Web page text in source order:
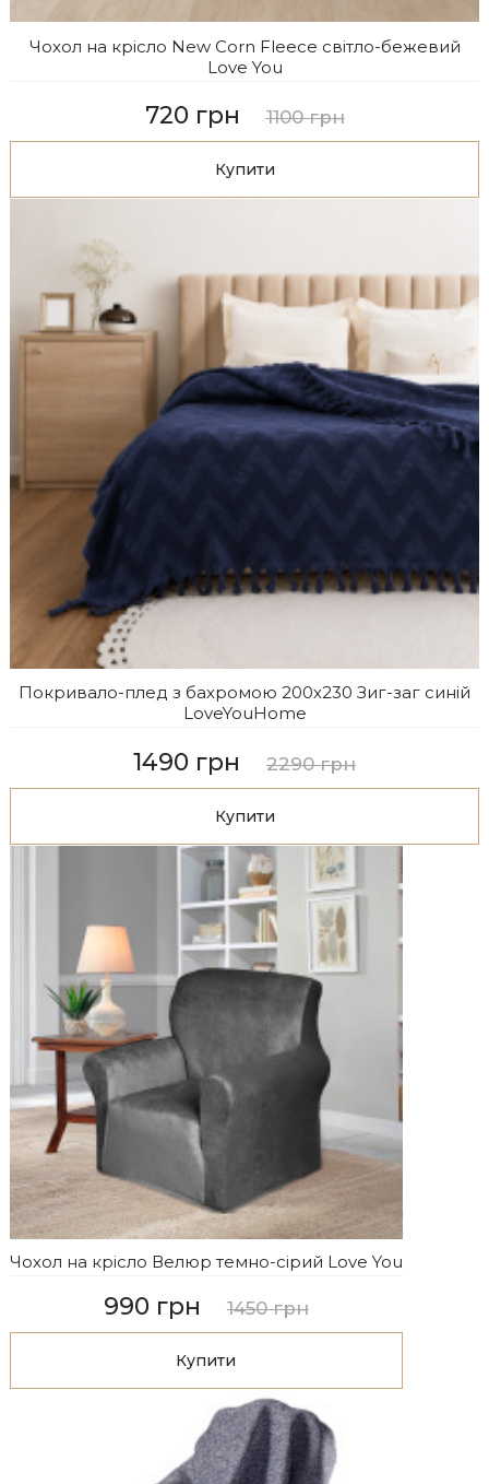
Чохол на крісло New Corn Fleece світло-бежевий
Love You
720 грн 1100 грн
Купити
Покривало-плед з бахромою 200х230 Зиг-заг синій
LoveYouHome
1490 грн 2290 грн
Купити
Чохол на крісло Велюр темно-сірий Love You
990 грн 1450 грн
Купити